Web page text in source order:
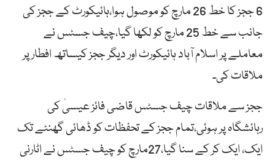
6 ججز کا خط 26 مارچ کو موصول ہوا،ہائیکورٹ کے ججز کی
جانب سے خط 25 مارچ کو لکھا گیا،چیف جسٹس نے
معاملے پر اسلام آباد ہائیکورٹ اور دیگر ججز کیساتھ افطار پر
ملاقات کی۔
ججز سے ملاقات چیف جسٹس قاضی فائز عیسیٰ کی
رہائشگاہ پر ہوئی،تمام ججز کے تحفظات کو ڈھائی گھنٹے تک
ایک، ایک کر کے سنا گیا،27مارچ کو چیف جسٹس نے اٹارنی